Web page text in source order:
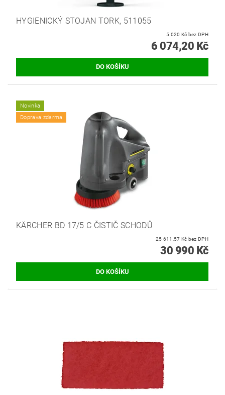
HYGIENICKÝ STOJAN TORK, 511055
5 020 Kč bez DPH
6 074,20 Kč
Novinka
Doprava zdarma
KÄRCHER BD 17/5 C ČISTIČ SCHODŮ
25 611,57 Kč bez DPH
30 990 Kč